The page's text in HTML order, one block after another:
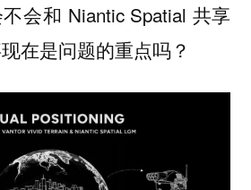
会和 Niantic Spatial 共享
在是问题的重点吗？